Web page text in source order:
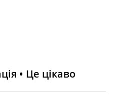
• Це цікаво